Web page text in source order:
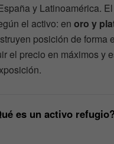
y Latinoamérica.
el activo: en oro y
posición de forma
el precio en máximos y
es un activo refugio?